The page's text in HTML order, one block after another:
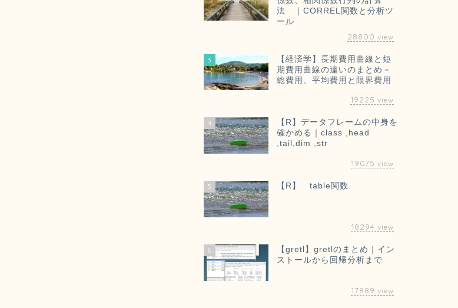
法 ｜CORREL関数と分析ツ
ール
28800 view
3
【経済学】長期費用曲線と短
期費用曲線の違いのまとめ－
総費用、平均費用と限界費用
19225 view
4
【R】データフレームの中身を
確かめる｜class ,head
,tail,dim ,str
19075 view
5 【R】 table関数
18294 view
6
【gretl】gretlのまとめ｜イン
ストールから回帰分析まで
17889 view